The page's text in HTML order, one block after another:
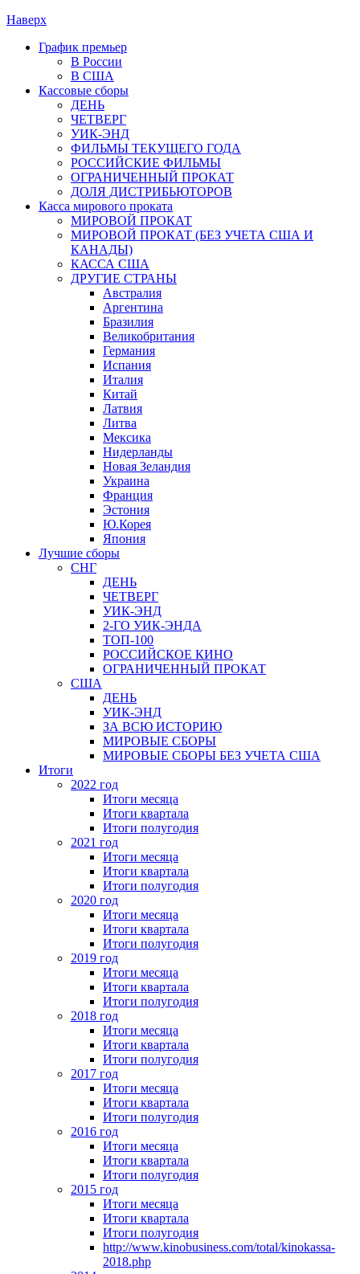
Наверх
График премьер
В России
В США
Кассовые сборы
ДЕНЬ
ЧЕТВЕРГ
УИК-ЭНД
ФИЛЬМЫ ТЕКУЩЕГО ГОДА
РОССИЙСКИЕ ФИЛЬМЫ
ОГРАНИЧЕННЫЙ ПРОКАТ
ДОЛЯ ДИСТРИБЬЮТОРОВ
Касса мирового проката
МИРОВОЙ ПРОКАТ
МИРОВОЙ ПРОКАТ (БЕЗ УЧЕТА США И
КАНАДЫ)
КАССА США
ДРУГИЕ СТРАНЫ
Австралия
Аргентина
Бразилия
Великобритания
Германия
Испания
Италия
Китай
Латвия
Литва
Мексика
Нидерланды
Новая Зеландия
Украина
Франция
Эстония
Ю.Корея
Япония
Лучшие сборы
СНГ
ДЕНЬ
ЧЕТВЕРГ
УИК-ЭНД
2-ГО УИК-ЭНДА
ТОП-100
РОССИЙСКОЕ КИНО
ОГРАНИЧЕННЫЙ ПРОКАТ
США
ДЕНЬ
УИК-ЭНД
ЗА ВСЮ ИСТОРИЮ
МИРОВЫЕ СБОРЫ
МИРОВЫЕ СБОРЫ БЕЗ УЧЕТА США
Итоги
2022 год
Итоги месяца
Итоги квартала
Итоги полугодия
2021 год
Итоги месяца
Итоги квартала
Итоги полугодия
2020 год
Итоги месяца
Итоги квартала
Итоги полугодия
2019 год
Итоги месяца
Итоги квартала
Итоги полугодия
2018 год
Итоги месяца
Итоги квартала
Итоги полугодия
2017 год
Итоги месяца
Итоги квартала
Итоги полугодия
2016 год
Итоги месяца
Итоги квартала
Итоги полугодия
2015 год
Итоги месяца
Итоги квартала
Итоги полугодия
http://www.kinobusiness.com/total/kinokassa-
2018.php